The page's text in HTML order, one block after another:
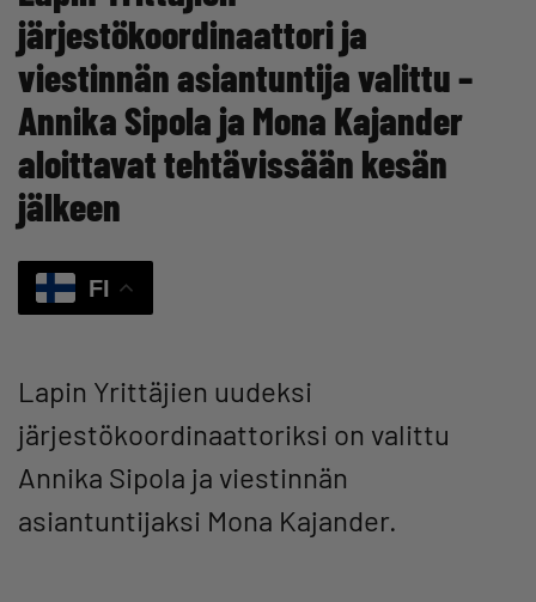
järjestökoordinaattori ja
viestinnän asiantuntija valittu –
Annika Sipola ja Mona Kajander
aloittavat tehtävissään kesän
jälkeen
FI
Lapin Yrittäjien uudeksi
järjestökoordinaattoriksi on valittu
Annika Sipola ja viestinnän
asiantuntijaksi Mona Kajander.